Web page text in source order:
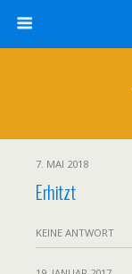
7. MAI 2018
Erhitzt
KEINE ANTWORT